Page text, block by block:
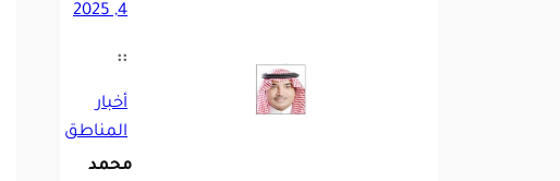
4, 2025
::
أخبار
المناطق
محمد